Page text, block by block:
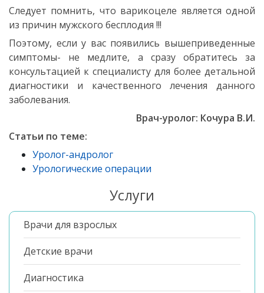
Следует помнить, что варикоцеле является одной
из причин мужского бесплодия !!!
Поэтому, если у вас появились вышеприведенные
симптомы- не медлите, а сразу обратитесь за
консультацией к специалисту для более детальной
диагностики и качественного лечения данного
заболевания.
Врач-уролог: Кочура В.И.
Статьи по теме:
Уролог-андролог
Урологические операции
Услуги
Врачи для взрослых
Детские врачи
Диагностика